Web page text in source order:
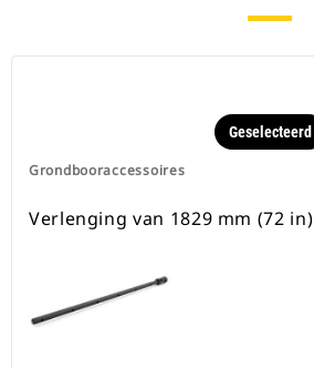
Grondbooraccessoires
Geselecteerd
Verlenging van 1829 mm (72 in)